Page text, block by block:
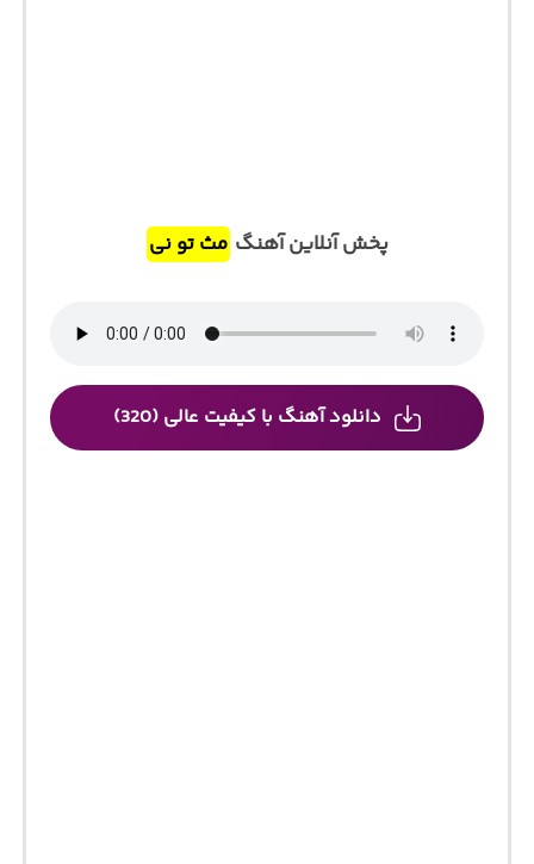
پخش آنلاین آهنگ مث تو نی
دانلود آهنگ با کیفیت عالی (320)